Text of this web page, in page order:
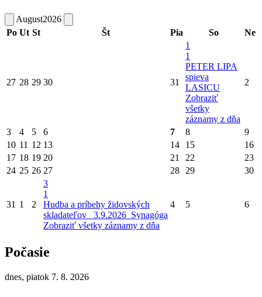
August2026
Po Ut St Št Pia So Ne
27 28 29 30 31
1
1
PETER LIPA
spieva
LASICU
Zobraziť
všetky
záznamy z dňa
2
3 4 5 6 7 8
9
10 11 12 13 14 15
16
17 18 19 20 21 22
23
24 25 26 27 28 29 30
31 1 2
3
1
Hudba a príbehy židovských
skladateľov_ 3.9.2026_Synagóga
Zobraziť všetky záznamy z dňa
4 5 6
Počasie
dnes, piatok 7. 8. 2026